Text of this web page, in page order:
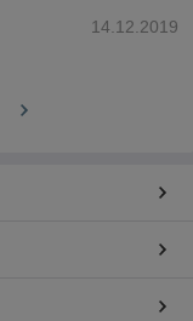
14.12.2019